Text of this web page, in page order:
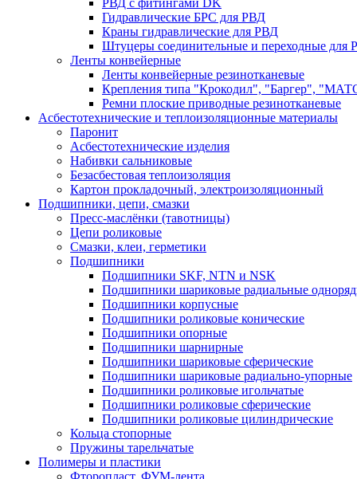
РВД с фитингами DK
Гидравлические БРС для РВД
Краны гидравлические для РВД
Штуцеры соединительные и переходные для
Ленты конвейерные
Ленты конвейерные резинотканевые
Крепления типа "Крокодил", "Баргер",
Ремни плоские приводные резинотканевые
Асбестотехнические и теплоизоляционные материалы
Паронит
Асбестотехнические изделия
Набивки сальниковые
Безасбестовая теплоизоляция
Картон прокладочный, электроизоляционный
Подшипники, цепи, смазки
Пресс-маслёнки (тавотницы)
Цепи роликовые
Смазки, клеи, герметики
Подшипники
Подшипники SKF, NTN и NSK
Подшипники шариковые радиальные
Подшипники корпусные
Подшипники роликовые конические
Подшипники опорные
Подшипники шарнирные
Подшипники шариковые сферические
Подшипники шариковые радиально-упорные
Подшипники роликовые игольчатые
Подшипники роликовые сферические
Подшипники роликовые цилиндрические
Кольца стопорные
Пружины тарельчатые
Полимеры и пластики
Фторопласт, ФУМ-лента